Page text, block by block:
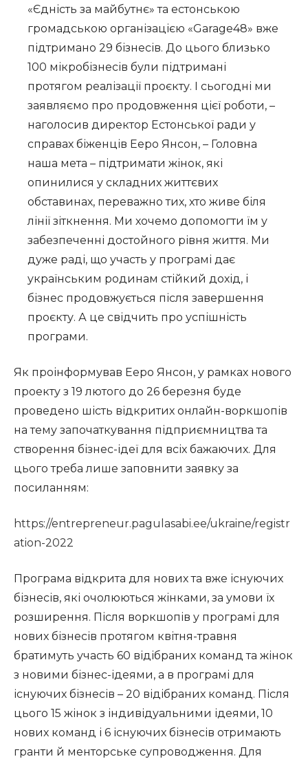
«Єдність за майбутнє» та естонською
громадською організацією «Garage48» вже
підтримано 29 бізнесів. До цього близько
100 мікробізнесів були підтримані
протягом реалізації проєкту. І сьогодні ми
заявляємо про продовження цієї роботи, –
наголосив директор Естонської ради у
справах біженців Ееро Янсон, – Головна
наша мета – підтримати жінок, які
опинилися у складних життєвих
обставинах, переважно тих, хто живе біля
лінії зіткнення. Ми хочемо допомогти їм у
забезпеченні достойного рівня життя. Ми
дуже раді, що участь у програмі дає
українським родинам стійкий дохід, і
бізнес продовжується після завершення
проєкту. А це свідчить про успішність
програми.
Як проінформував Ееро Янсон, у рамках нового
проекту з 19 лютого до 26 березня буде
проведено шість відкритих онлайн-воркшопів
на тему започаткування підприємництва та
створення бізнес-ідеї для всіх бажаючих. Для
цього треба лише заповнити заявку за
посиланням:
https://entrepreneur.pagulasabi.ee/ukraine/registr
ation-2022
Програма відкрита для нових та вже існуючих
бізнесів, які очолюються жінками, за умови їх
розширення. Після воркшопів у програмі для
нових бізнесів протягом квітня-травня
братимуть участь 60 відібраних команд та жінок
з новими бізнес-ідеями, а в програмі для
існуючих бізнесів – 20 відібраних команд. Після
цього 15 жінок з індивідуальними ідеями, 10
нових команд і 6 існуючих бізнесів отримають
гранти й менторське супроводження. Для